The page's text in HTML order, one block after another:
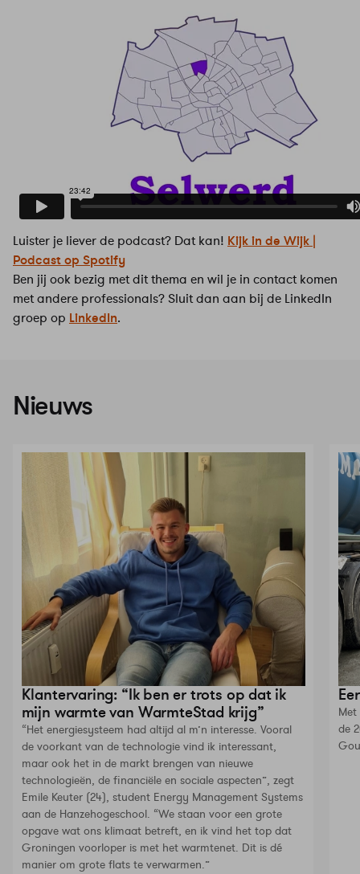
Luister je liever de podcast? Dat kan! Kijk in de Wijk |
Podcast op Spotify
Ben jij ook bezig met dit thema en wil je in contact komen
met andere professionals? Sluit dan aan bij de LinkedIn
groep op LinkedIn.
Nieuws
Klantervaring: “Ik ben er trots op dat ik
mijn warmte van WarmteStad krijg”
“Het energiesysteem had altijd al m’n interesse. Vooral
de voorkant van de technologie vind ik interessant,
maar ook het in de markt brengen van nieuwe
technologieën, de financiële en sociale aspecten”, zegt
Emile Keuter (24), student Energy Management Systems
aan de Hanzehogeschool. “We staan voor een grote
opgave wat ons klimaat betreft, en ik vind het top dat
Groningen voorloper is met het warmtenet. Dit is dé
manier om grote flats te verwarmen.”
de